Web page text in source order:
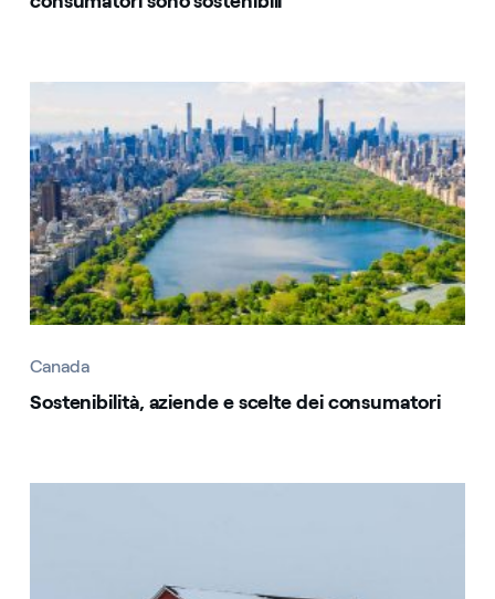
Canada
Sostenibilità, aziende e scelte dei consumatori